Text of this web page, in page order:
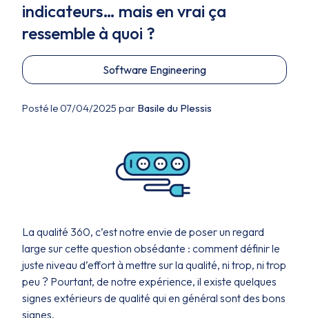
indicateurs… mais en vrai ça
ressemble à quoi ?
Software Engineering
Posté le 07/04/2025 par Basile du Plessis
La qualité 360, c’est notre envie de poser un regard
large sur cette question obsédante : comment définir le
juste niveau d’effort à mettre sur la qualité, ni trop, ni trop
peu ? Pourtant, de notre expérience, il existe quelques
signes extérieurs de qualité qui en général sont des bons
signes.